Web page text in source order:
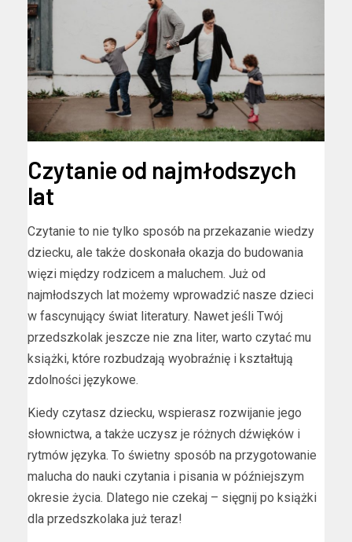
Czytanie od najmłodszych
lat
Czytanie to nie tylko sposób na przekazanie wiedzy
dziecku, ale także doskonała okazja do budowania
więzi między rodzicem a maluchem. Już od
najmłodszych lat możemy wprowadzić nasze dzieci
w fascynujący świat literatury. Nawet jeśli Twój
przedszkolak jeszcze nie zna liter, warto czytać mu
książki, które rozbudzają wyobraźnię i kształtują
zdolności językowe.
Kiedy czytasz dziecku, wspierasz rozwijanie jego
słownictwa, a także uczysz je różnych dźwięków i
rytmów języka. To świetny sposób na przygotowanie
malucha do nauki czytania i pisania w późniejszym
okresie życia. Dlatego nie czekaj – sięgnij po książki
dla przedszkolaka już teraz!